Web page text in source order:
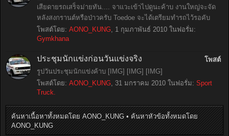
เสียดายรถเสร็จม่ายทัน.... จาแวะเข้าไปดูนะค้าบ งานใหญ่จะจัด
หลังสงกรานต์หรือป่าวครับ Toedoe จะได้เตรียมทำรถไว้รอคับ
โพสต์โดย: AONO_KUNG, 1 กุมภาพันธ์ 2010 ในฟอรั่ม:
Gymkhana
โพสต์
ประชุมนักแข่งก่อนวันแข่งจริง
รูปวันประชุมนักแข่งค้าบ [IMG] [IMG] [IMG]
โพสต์โดย: AONO_KUNG, 31 มกราคม 2010 ในฟอรั่ม: Sport
Truck.
ค้นหาเนื้อหาทั้งหมดโดย AONO_KUNG
ค้นหาหัวข้อทั้งหมดโดย
AONO_KUNG